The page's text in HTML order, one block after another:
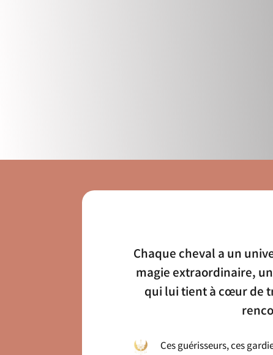
Chaque cheval a un
magie extraordinaire,
qui lui tient à cœur de
Ces guérisseurs, ces